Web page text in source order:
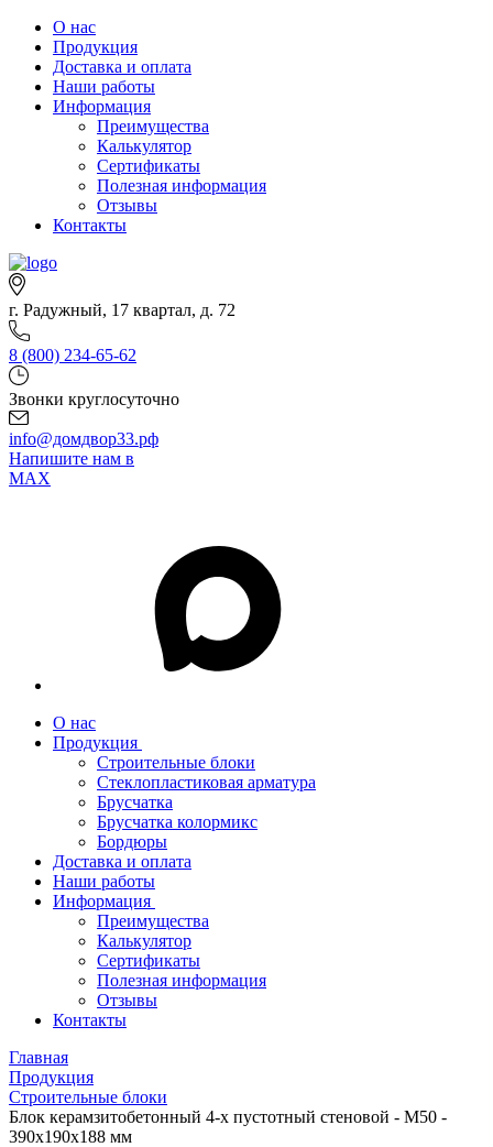
О нас
Продукция
Доставка и оплата
Наши работы
Информация
Преимущества
Калькулятор
Сертификаты
Полезная информация
Отзывы
Контакты
г. Радужный, 17 квартал, д. 72
8 (800) 234-65-62
Звонки круглосуточно
info@домдвор33.рф
Напишите нам в
MAX
О нас
Продукция
Строительные блоки
Стеклопластиковая арматура
Брусчатка
Брусчатка колормикс
Бордюры
Доставка и оплата
Наши работы
Информация
Преимущества
Калькулятор
Сертификаты
Полезная информация
Отзывы
Контакты
Главная
Продукция
Строительные блоки
Блок керамзитобетонный 4-х пустотный стеновой - М50 -
390х190х188 мм